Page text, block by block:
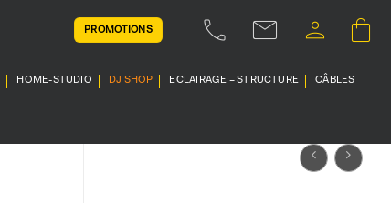
PROMOTIONS
HOME-STUDIO DJ SHOP ECLAIRAGE – STRUCTURE CÂBLES